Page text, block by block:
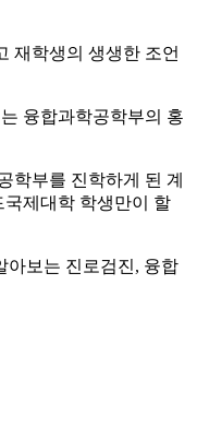
재학생의 생생한 조언
융합과학공학부의 홍
학부를 진학하게 된 계
제대학 학생만이 할
아보는 진로검진, 융합